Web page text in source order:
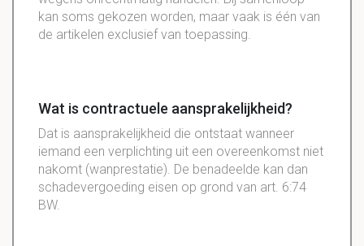
kan soms gekozen worden, maar vaak is één van
de artikelen exclusief van toepassing.
Wat is contractuele aansprakelijkheid?
Dat is aansprakelijkheid die ontstaat wanneer
iemand een verplichting uit een overeenkomst niet
nakomt (wanprestatie). De benadeelde kan dan
schadevergoeding eisen op grond van art. 6:74
BW.